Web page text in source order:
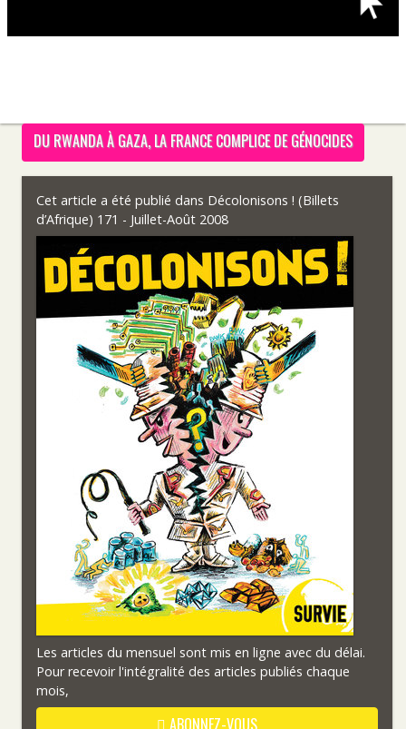
DU RWANDA À GAZA, LA FRANCE COMPLICE DE GÉNOCIDES
Cet article a été publié dans Décolonisons ! (Billets
d’Afrique) 171 - Juillet-Août 2008
Les articles du mensuel sont mis en ligne avec du délai.
Pour recevoir l'intégralité des articles publiés chaque
mois,
ABONNEZ-VOUS